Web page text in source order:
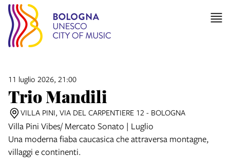
11 luglio 2026, 21:00
Trio Mandili
VILLA PINI, VIA DEL CARPENTIERE 12 - BOLOGNA
Villa Pini Vibes/ Mercato Sonato | Luglio
Una moderna fiaba caucasica che attraversa montagne,
villaggi e continenti.